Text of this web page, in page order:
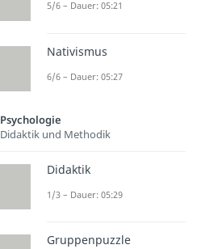
5/6 – Dauer: 05:21
Nativismus
6/6 – Dauer: 05:27
Psychologie
Didaktik und Methodik
Didaktik
1/3 – Dauer: 05:29
Gruppenpuzzle